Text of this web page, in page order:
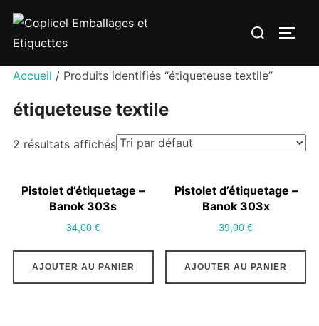
Aller
contenu
Rechercher :
Accueil / Produits identifiés “étiqueteuse textile”
étiqueteuse textile
2 résultats affichés
Pistolet d’étiquetage –
Banok 303s
34,00 €
AJOUTER AU PANIER
Pistolet d’étiquetage –
Banok 303x
39,00€
AJOUTER AU PANIER